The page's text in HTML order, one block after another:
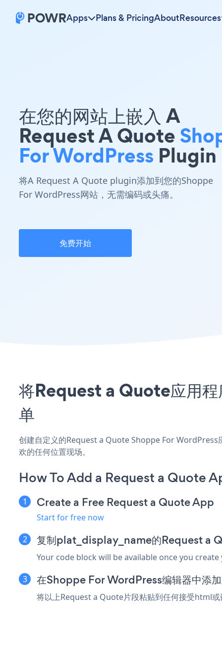
Apps Plans & PricingAboutResources
在您的网站上嵌入 A
Request A Quote
For WordPress Plugin
将A Request A Quote plugin添加到您的Shoppe
For WordPress网站，无需编码或头痛。
免费开始
将Request a Quote应用
单
创建自定义的Request a Quote Shoppe For
欢的任何位置现场。
How To Add a Request a Quote
Create a Free Request a Quote App
Start for free now
复制plat_display_name的Request a
Your code block will be available once you
在Shoppe For WordPress编辑器中添
将以上Request a Quote片段粘贴到任何接受html